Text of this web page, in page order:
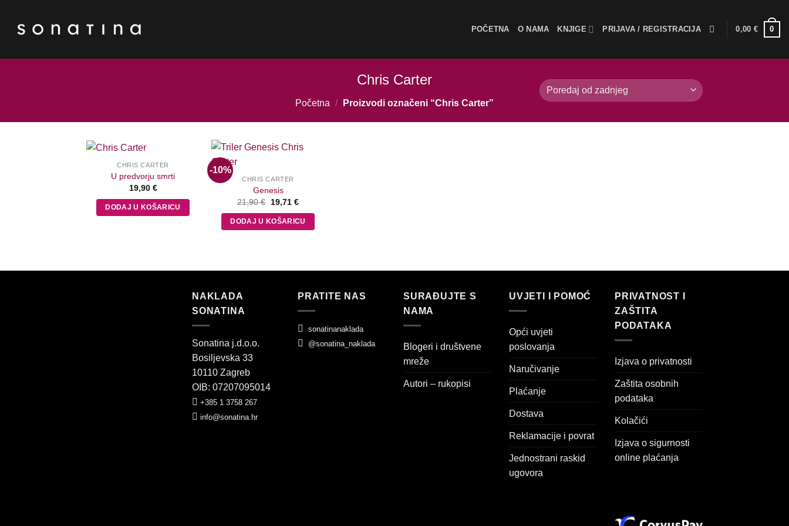
content
POČETNA O NAMA KNJIGE PRIJAVA / REGISTRACIJA 0,00 € 0
Chris Carter
Početna / Proizvodi označeni “Chris Carter”
CHRIS CARTER
U predvorju smrti
19,90 €
DODAJ U KOŠARICU
-10%
CHRIS CARTER
Genesis
21,90€
Izvorna
bila
je:
19,71 €Trenutna
je:
19,71 €.
DODAJ U KOŠARICU
NAKLADA
SONATINA
Sonatina j.d.o.o.
Bosiljevska 33
10110 Zagreb
OIB: 07207095014
+385 1 3758 267
info@sonatina.hr
PRATITE NAS
sonatinanaklada
@sonatina_naklada
SURAĐUJTE S
NAMA
Blogeri i društvene
mreže
Autori – rukopisi
UVJETI I POMOĆ
Opći uvjeti
poslovanja
Naručivanje
Plaćanje
Dostava
Reklamacije i povrat
Jednostrani raskid
ugovora
PRIVATNOST I
ZAŠTITA
PODATAKA
Izjava o privatnosti
Zaštita osobnih
podataka
Kolačići
Izjava o sigurnosti
online plaćanja